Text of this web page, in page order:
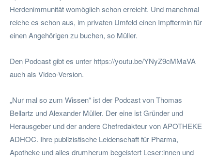
Herdenimmunität womöglich schon erreicht. Und manchmal
reiche es schon aus, im privaten Umfeld einen Impftermin für
einen Angehörigen zu buchen, so Müller.
Den Podcast gibt es unter https://youtu.be/YNyZ9cMMaVA
auch als Video-Version.
„Nur mal so zum Wissen“ ist der Podcast von Thomas
Bellartz und Alexander Müller. Der eine ist Gründer und
Herausgeber und der andere Chefredakteur von APOTHEKE
ADHOC. Ihre publizistische Leidenschaft für Pharma,
Apotheke und alles drumherum begeistert Leser:innen und